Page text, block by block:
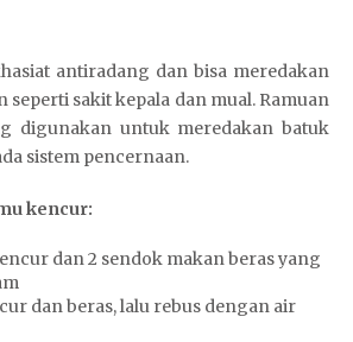
antiradang dan bisa meredakan
seperti sakit kepala dan mual. Ramuan
digunakan untuk meredakan batuk
sistem pencernaan.
kencur:
dan 2 sendok makan beras yang
dan beras, lalu rebus dengan air